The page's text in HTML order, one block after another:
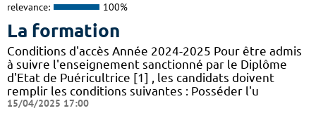
relevance: 100%
La formation
Conditions d'accès Année 2024-2025 Pour être admis
à suivre l'enseignement sanctionné par le Diplôme
d'Etat de Puéricultrice [1] , les candidats doivent
remplir les conditions suivantes : Posséder l'u
15/04/2025 17:00